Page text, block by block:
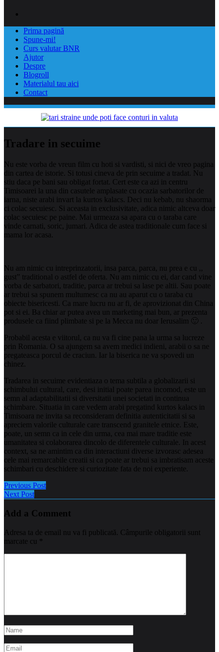
Prima pagină
Spune-mi!
Curs valutar BNR
Ajutor
Despre
Blogroll
Materialul tau aici
Contact
Tradare in secuime
Nu este vorba de vreun film cu hoti si vardisti, si nici de vreo pagina
din cartea de istorie. Si totusi cineva de prin secuime a tradat. Nu
stiu daca pe bani sau obligat fortat. Cert este ca azi in centru
Timisoarei la una din casutele amplasate cu ocazia sarbatorilor de
iarna, niste arabi invart la kurtos kalacs. Deci nu kebab, nu shaorma
ci colac secuiesc. Si aceasta in exclusivitate, adica nimic altceva doar
colac secuiesc pe paine. Mai urmeaza sa apara cu o taraba care
vinde carnati, soric, jumari. Adica de astea traditionale cum face si
mama lor acasa.
Nu am nimic cu intreprinzatorii, insa parca, parca, nu prea e cu ,,
gust” traditional o astfel de oferta. Nu am nimic cu ei, dar cand vine
vorba de sarbatori, traditie, parca ar trebui sa lase pe altii. Sau poate
ar trebui sa spunem multumesc ca nu au aparut cu o taraba cu
obiecte bisericesti. Ca mare lucru nu ar fi, de aprovizionat din China
pot si ei. Ba chiar ar putea avea un marketing mai bun, ar prezenta
produsele ca fiind plimbate si pe la Mecca nu doar Ierusalim 🙂 .
Probabil acesta e viitorul, ca nu va fi cine pana la urma sa lucreze
prin Romania. O sa ajungem sa avem medici indieni, arabii o sa ne
pregateasca porcul de craciun. Iar la biserica ne va spovedi un
chinez.
Tradarea in secuime evidentiaza o tema subtila a globalizarii si
schimbului cultural, care, desi initial poate parea incomod, este un
semn al adaptabilitatii si diversitatii unei societati in continua
schimbare. Situatia in care vedem arabi pregatind kurtos kalacs in
Timisoara ne invita sa reconsideram definitia autenticitatii si sa
apreciem valorile culturale care transcend granitele etnice. Este,
poate, un semn ca in cele din urma, cea mai mare traditie este
umanitatea si colaborarea dincolo de diferentele culturale. In acest
context, sa ne amintim ca din interactiuni diverse izvorasc adesea
cele mai remarcabile creatii si ca poate ar trebui sa imbratisam aceste
schimbari cu deschidere si curiozitate fata de noi experiente.
Previous Post
Next Post
Add a Comment
Adresa ta de email nu va fi publicată. Câmpurile obligatorii sunt
marcate cu